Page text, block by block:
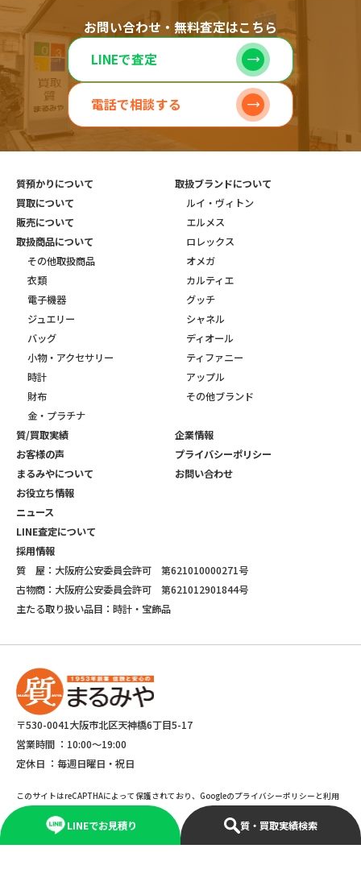
お問い合わせ・無料査定はこちら
LINEで査定
電話で相談する
LINEでお見積り 質・買取実績検索
質預かりについて
買取について
販売について
取扱商品について
その他取扱商品
衣類
電子機器
ジュエリー
バッグ
小物・アクセサリー
時計
財布
金・プラチナ
取扱ブランドについて
ルイ・ヴィトン
エルメス
ロレックス
オメガ
カルティエ
グッチ
シャネル
ディオール
ティファニー
アップル
その他ブランド
質/買取実績
お客様の声
まるみやについて
お役立ち情報
ニュース
LINE査定について
採用情報
企業情報
プライバシーポリシー
お問い合わせ
質 屋：大阪府公安委員会許可 第621010000271号
古物商：大阪府公安委員会許可 第621012901844号
主たる取り扱い品目：時計・宝飾品
〒530-0041大阪市北区天神橋6丁目5-17
営業時間 ： 10:00～19:00
定休日 ： 毎週日曜日・祝日
このサイトはreCAPTHAによって保護されており、Googleのプライバシーポリシーと利用
規約が適応されます。